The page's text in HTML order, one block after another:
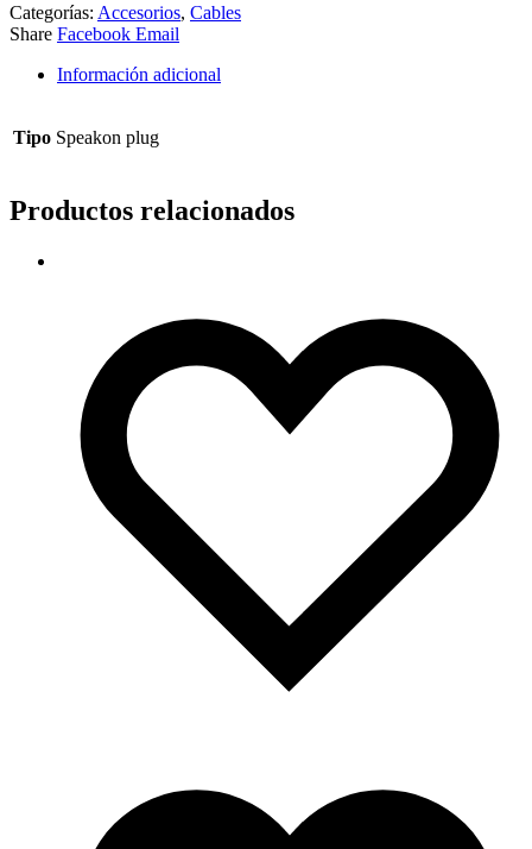
Categorías: Accesorios, Cables
Share Facebook Email
Información adicional
Tipo Speakon plug
Productos relacionados